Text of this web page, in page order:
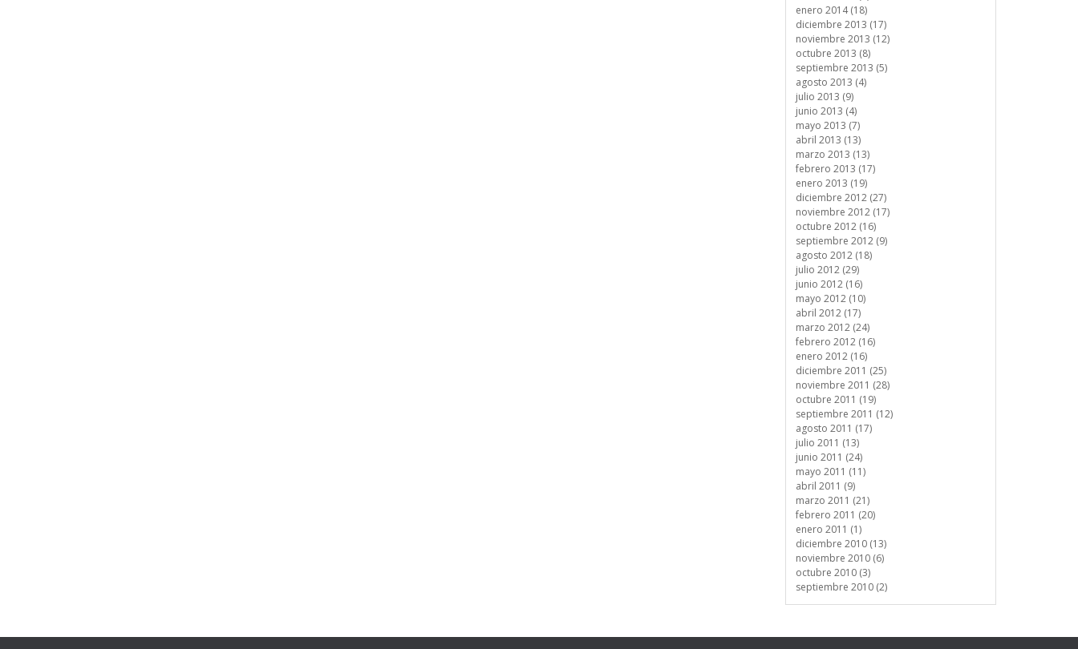
enero 2014 (18)
diciembre 2013 (17)
noviembre 2013 (12)
octubre 2013 (8)
septiembre 2013 (5)
agosto 2013 (4)
julio 2013 (9)
junio 2013 (4)
mayo 2013 (7)
abril 2013 (13)
marzo 2013 (13)
febrero 2013 (17)
enero 2013 (19)
diciembre 2012 (27)
noviembre 2012 (17)
octubre 2012 (16)
septiembre 2012 (9)
agosto 2012 (18)
julio 2012 (29)
junio 2012 (16)
mayo 2012 (10)
abril 2012 (17)
marzo 2012 (24)
febrero 2012 (16)
enero 2012 (16)
diciembre 2011 (25)
noviembre 2011 (28)
octubre 2011 (19)
septiembre 2011 (12)
agosto 2011 (17)
julio 2011 (13)
junio 2011 (24)
mayo 2011 (11)
abril 2011 (9)
marzo 2011 (21)
febrero 2011 (20)
enero 2011 (1)
diciembre 2010 (13)
noviembre 2010 (6)
octubre 2010 (3)
septiembre 2010 (2)